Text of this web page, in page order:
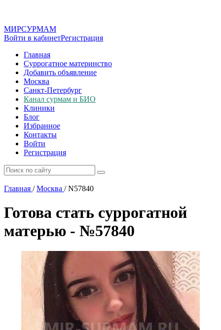
МИРСУРМАМ
Войти в кабинетРегистрация
Главная
Суррогатное материнство
Добавить объявление
Москва
Санкт-Петербург
Канал сурмам и БИО
Клиники
Блог
Избранное
Контакты
Войти
Регистрация
Главная / Москва /N57840
Готова стать суррогатной
матерью - №57840